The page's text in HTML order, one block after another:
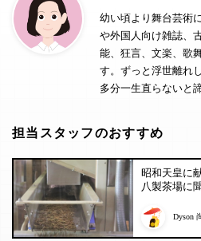
幼い頃より舞台芸術
や外国人向け雑誌、
能、狂言、文楽、歌
す。ずっと浮世離れ
多分一生直らないと
担当スタッフのおすすめ
昭和天皇に
八製茶場に
Dyson